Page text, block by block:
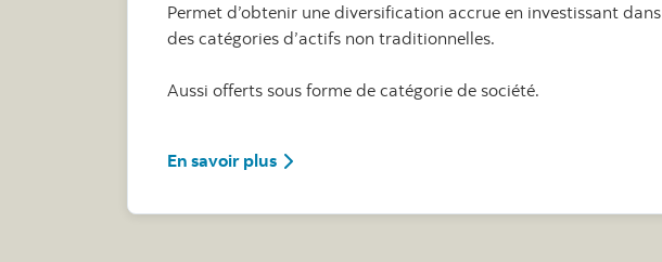
Permet d’obtenir une diversification accrue en investissant dans
des catégories d’actifs non traditionnelles.
Aussi offerts sous forme de catégorie de société.
En savoir plussur les Portefeuilles INNOVA Scotia